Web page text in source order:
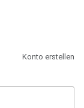
Konto erstellen